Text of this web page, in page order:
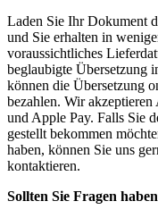
Laden Sie Ihr Dokument
und Sie erhalten in
voraussichtliches
beglaubigte Übersetzung
können die Übersetzung
bezahlen. Wir
und Apple Pay. Falls Sie
gestellt bekommen
haben, können Sie uns
kontaktieren.
Sollten Sie Fragen